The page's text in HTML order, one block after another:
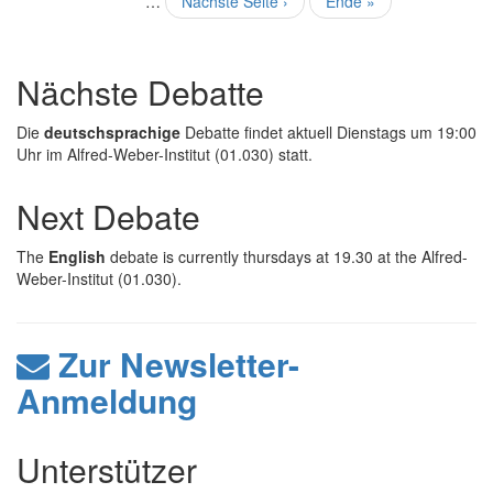
Seite
Seite
Nächste Debatte
Die deutschsprachige Debatte findet aktuell Dienstags um 19:00
Uhr im Alfred-Weber-Institut (01.030) statt.
Next Debate
The English debate is currently thursdays at 19.30 at the Alfred-
Weber-Institut (01.030).
Zur Newsletter-
Anmeldung
Unterstützer